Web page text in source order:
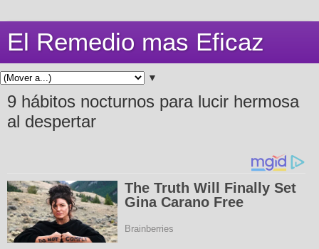
El Remedio mas Eficaz
▼
9 hábitos nocturnos para lucir hermosa
al despertar